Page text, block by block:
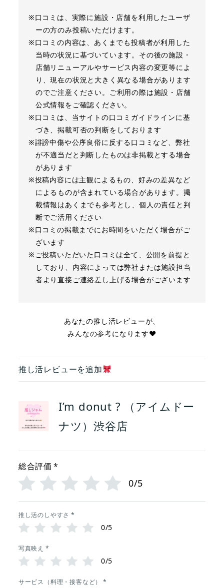
※口コミは、実際に施設・店舗を利用したユーザ
ーの方のみ投稿いただけます。
※口コミの内容は、あくまでも投稿者が利用した
当時の状況に基づいています。その後の施設・
店舗リニューアルやサービス内容の変更等によ
り、現在の状況と大きく異なる場合があります
のでご注意ください。ご利用の際は施設・店舗
公式情報をご確認ください。
※口コミは、当サイトの口コミガイドラインに基
づき、掲載可否の判断をしております
※誹謗中傷や公序良俗に反する口コミなど、弊社
が不適当だと判断したものは非掲載とする場合
があります
※投稿内容には主観によるもの、好みの差異など
によるものが含まれている場合があります。掲
載情報はあくまでも参考とし、個人の責任と判
断でご活用ください
※口コミの掲載までにお時間をいただく場合がご
ざいます
※ご投稿いただいた口コミは全て、公開を前提と
しており、内容によっては弊社または施設担当
者より直接ご連絡差し上げる場合がございます
あなたの推し活レビューが、
みんなの参考になります❤︎
推し活レビューを追加
I’m donut ? （アイムドー
ナツ）渋谷店
総合評価 *
0/5
推し活のしやすさ *
0/5
写真映え *
0/5
サービス（料理・接客など） *